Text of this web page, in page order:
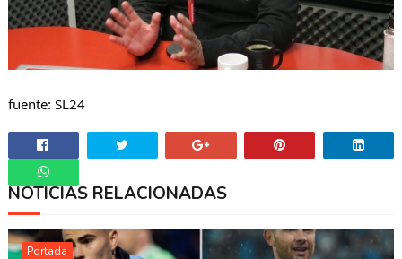
fuente: SL24
Whatsapp
NOTICIAS RELACIONADAS
Portada